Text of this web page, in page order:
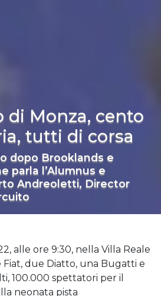
di Monza, cento
tutti di corsa
dopo Brooklands e
parla l’Alumnus e
Andreoletti, Director
alle ore 9:30, nella Villa Reale
Fiat, due Diatto, una Bugatti e
100.000 spettatori per il
neonata pista